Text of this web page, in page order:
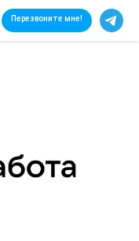
Перезвоните мне!